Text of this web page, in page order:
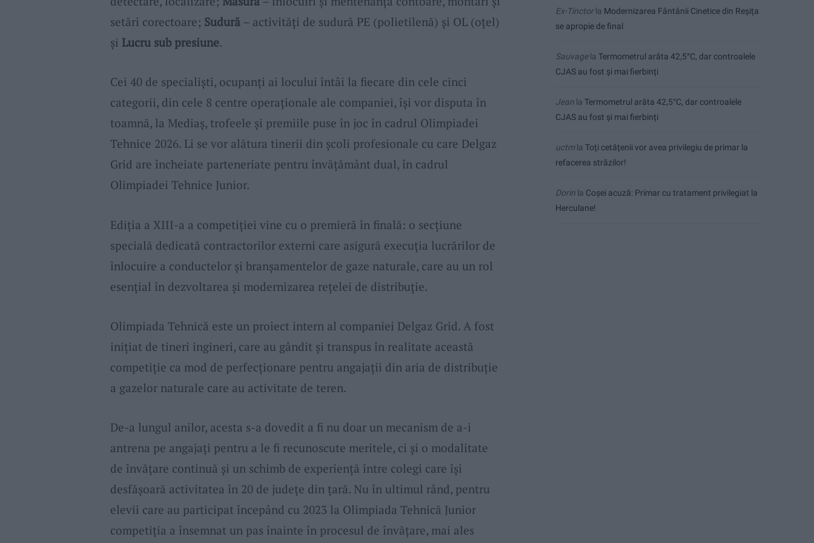
setări corectoare; Sudură– activități de sudură PE (polietilenă) și OL (oțel)
și Lucru sub presiune.
Cei 40 de specialiști, ocupanți ai locului întâi la fiecare din cele cinci
categorii, din cele 8 centre operaționale ale companiei, își vor disputa în
toamnă, la Mediaș, trofeele și premiile puse în joc în cadrul Olimpiadei
Tehnice 2026. Li se vor alătura tinerii din școli profesionale cu care Delgaz
Grid are încheiate parteneriate pentru învățământ dual, în cadrul
Olimpiadei Tehnice Junior.
Ediția a XIII-a a competiției vine cu o premieră în finală: o secțiune
specială dedicată contractorilor externi care asigură execuția lucrărilor de
înlocuire a conductelor și branșamentelor de gaze naturale, care au un rol
esențial în dezvoltarea și modernizarea rețelei de distribuție.
Olimpiada Tehnică este un proiect intern al companiei Delgaz Grid. A fost
inițiat de tineri ingineri, care au gândit și transpus în realitate această
competiție ca mod de perfecționare pentru angajații din aria de distribuție
a gazelor naturale care au activitate de teren.
De-a lungul anilor, acesta s-a dovedit a fi nu doar un mecanism de a-i
antrena pe angajați pentru a le fi recunoscute meritele, ci și o modalitate
de învățare continuă și un schimb de experiență între colegi care își
desfășoară activitatea în 20 de județe din țară. Nu în ultimul rând, pentru
elevii care au participat începând cu 2023 la Olimpiada Tehnică Junior
competiția a însemnat un pas înainte în procesul de învățare, mai ales
Ex-Tinctorla Modernizarea Fântânii Cinetice din Reșița
se apropie de final
Sauvagela Termometrul arăta 42,5°C, dar controalele
CJAS au fost și mai fierbinți
Jean la Termometrul arăta 42,5°C, dar controalele
CJAS au fost și mai fierbinți
uctmla Toți cetățenii vor avea privilegiu de primar la
refacerea străzilor!
Dorin la Coșei acuză: Primar cu tratament privilegiat la
Herculane!